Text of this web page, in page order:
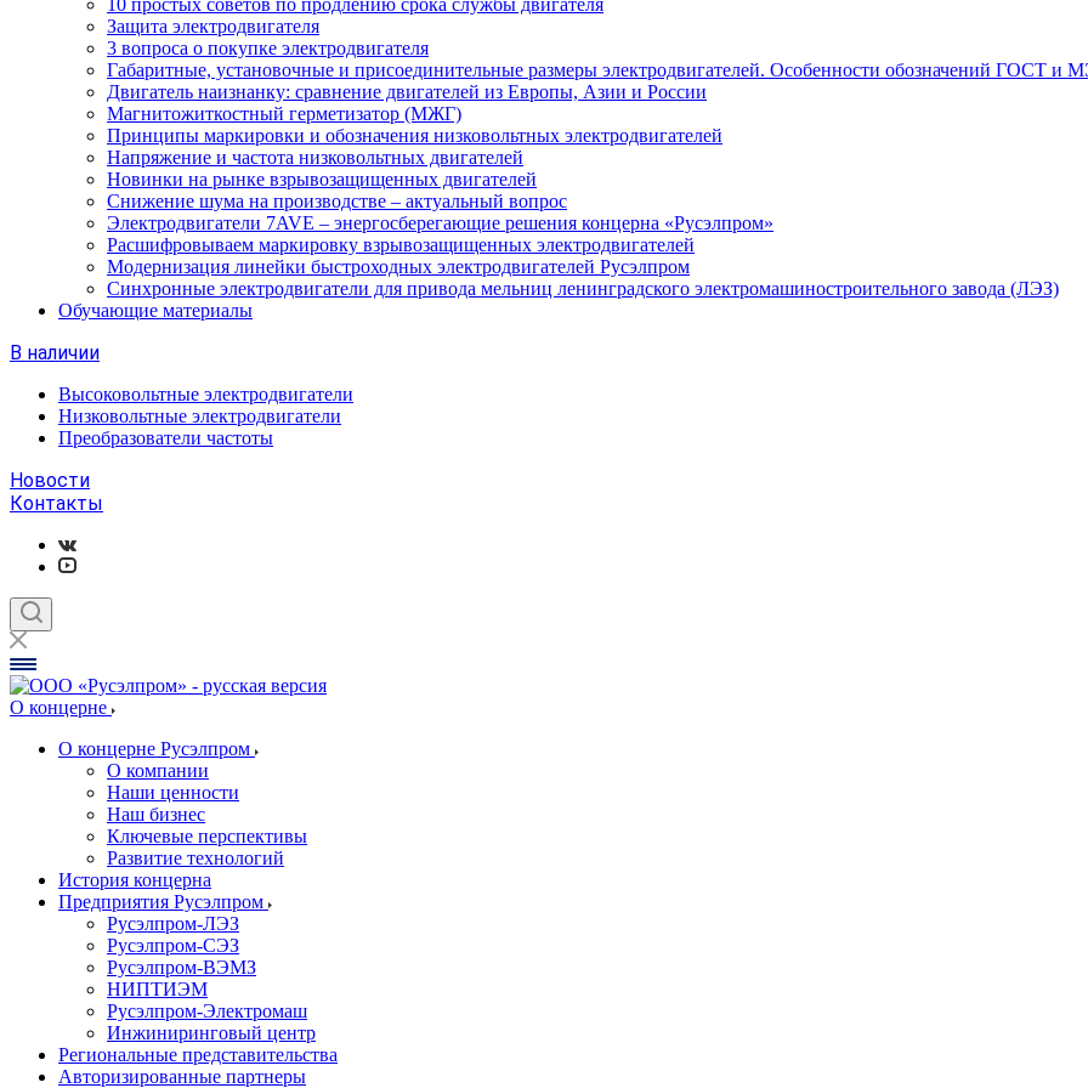
10 простых советов по продлению срока службы двигателя
Защита электродвигателя
3 вопроса о покупке электродвигателя
Габаритные, установочные и присоединительные размеры электродвигателей. Особенности обозначений ГОСТ и
Двигатель наизнанку: сравнение двигателей из Европы, Азии и России
Магнитожиткостный герметизатор (МЖГ)
Принципы маркировки и обозначения низковольтных электродвигателей
Напряжение и частота низковольтных двигателей
Новинки на рынке взрывозащищенных двигателей
Снижение шума на производстве – актуальный вопрос
Электродвигатели 7AVE – энергосберегающие решения концерна «Русэлпром»
Расшифровываем маркировку взрывозащищенных электродвигателей
Модернизация линейки быстроходных электродвигателей Русэлпром
Синхронные электродвигатели для привода мельниц ленинградского электромашиностроительного завода (ЛЭЗ)
Обучающие материалы
В наличии
Высоковольтные электродвигатели
Низковольтные электродвигатели
Преобразователи частоты
Новости
Контакты
О концерне
О концерне Русэлпром
О компании
Наши ценности
Наш бизнес
Ключевые перспективы
Развитие технологий
История концерна
Предприятия Русэлпром
Русэлпром-ЛЭЗ
Русэлпром-СЭЗ
Русэлпром-ВЭМЗ
НИПТИЭМ
Русэлпром-Электромаш
Инжиниринговый центр
Региональные представительства
Авторизированные партнеры